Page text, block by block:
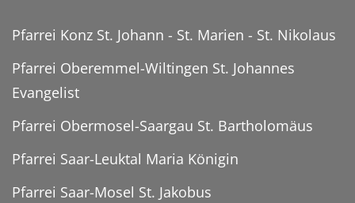
Pfarrei Konz St. Johann - St. Marien - St. Nikolaus
Pfarrei Oberemmel-Wiltingen St. Johannes
Evangelist
Pfarrei Obermosel-Saargau St. Bartholomäus
Pfarrei Saar-Leuktal Maria Königin
Pfarrei Saar-Mosel St. Jakobus